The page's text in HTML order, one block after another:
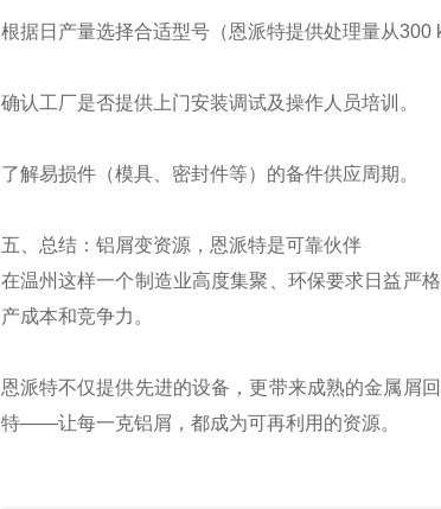
根据日产量选择合适型号（恩派特提供处理量从300
确认工厂是否提供上门安装调试及操作人员培训。
了解易损件（模具、密封件等）的备件供应周期。
五、总结：铝屑变资源，恩派特是可靠伙伴
在温州这样一个制造业高度集聚、环保要求日益严
产成本和竞争力。
恩派特不仅提供先进的设备，更带来成熟的金属屑
特——让每一克铝屑，都成为可再利用的资源。